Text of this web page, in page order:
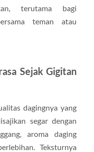
terutama bagi
teman atau
Sejak Gigitan
dagingnya yang
segar dengan
aroma daging
Teksturnya